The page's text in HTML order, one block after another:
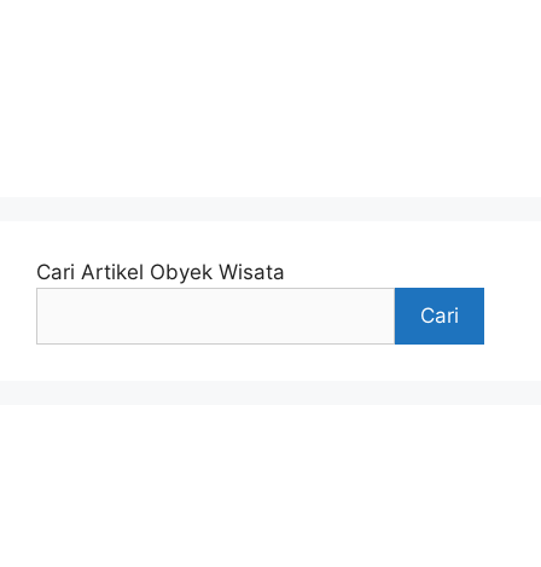
Cari Artikel Obyek Wisata
Cari